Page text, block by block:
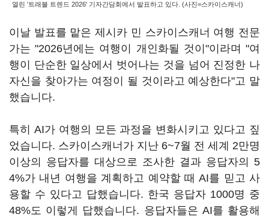
열린 '트래블 트렌드 2026' 기자간담회에서 발표하고 있다. (사진=스카이스캐너)
이날 발표를 맡은 제시카 민 스카이스캐너 여행 전문
가는 "2026년에는 여행이 개인화될 것이"이라며 "여
행이 단순한 일상에서 벗어나는 것을 넘어 진정한 나
자신을 찾아가는 여정이 될 것이라고 예상한다"고 말
했습니다.
특히 AI가 여행의 모든 과정을 변화시키고 있다고 짚
었습니다. 스카이스캐너가 지난 6~7월 전 세계 2만명
이상의 응답자를 대상으로 조사한 결과 응답자의 5
4%가 내년 여행을 계획하고 예약할 때 AI를 믿고 사
용할 수 있다고 답했습니다. 한국 응답자 1000명 중
48%도 이렇게 답했습니다. 응답자들은 AI를 활용해